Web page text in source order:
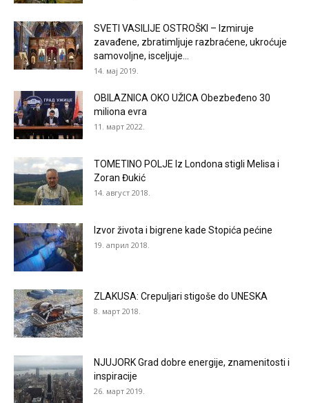
SVETI VASILIJE OSTROŠKI – Izmiruje
zavađene, zbratimljuje razbraćene, ukroćuje
samovoljne, isceljuje...
14. мај 2019.
OBILAZNICA OKO UŽICA Obezbeđeno 30
miliona evra
11. март 2022.
TOMETINO POLJE Iz Londona stigli Melisa i
Zoran Đukić
14. август 2018.
Izvor života i bigrene kade Stopića pećine
19. април 2018.
ZLAKUSA: Crepuljari stigoše do UNESKA
8. март 2018.
NJUJORK Grad dobre energije, znamenitosti i
inspiracije
26. март 2019.